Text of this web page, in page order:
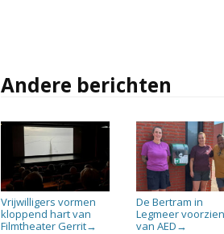
Andere berichten
Vrijwilligers vormen
kloppend hart van
Filmtheater Gerrit→
De Bertram in
Legmeer voorzien
van AED →